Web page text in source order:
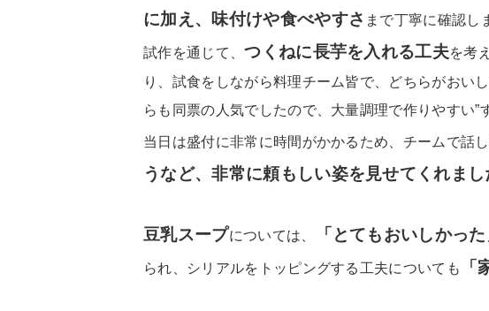
に加え、味付けや食べやすさ まで丁寧に確認し
試作を通じて、つくねに長芋を入れる工夫を考
り、試食をしながら料理チーム皆で、どちらがおい
らも同票の人気でしたので、大量調理で作りやすい”
当日は盛付に非常に時間がかかるため、チームで話し
うなど、非常に頼もしい姿を見せてくれまし
豆乳スープについては、 「とてもおいしかっ
られ、シリアルをトッピングする工夫についても